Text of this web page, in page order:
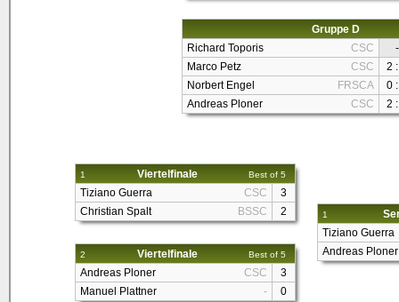
Gruppe D
Richard Toporis
CSC
-
Marco Petz
CSC
2
Norbert Engel
FRSCA
0
Andreas Ploner
CSC 2
1 Viertelfinale Best of 5
Tiziano Guerra CSC
3
Christian Spalt
BSSC 2
2 Viertelfinale Best of 5
Andreas Ploner CSC
3
Manuel Plattner
- 0
1
Tiziano Guerra
Andreas Ploner